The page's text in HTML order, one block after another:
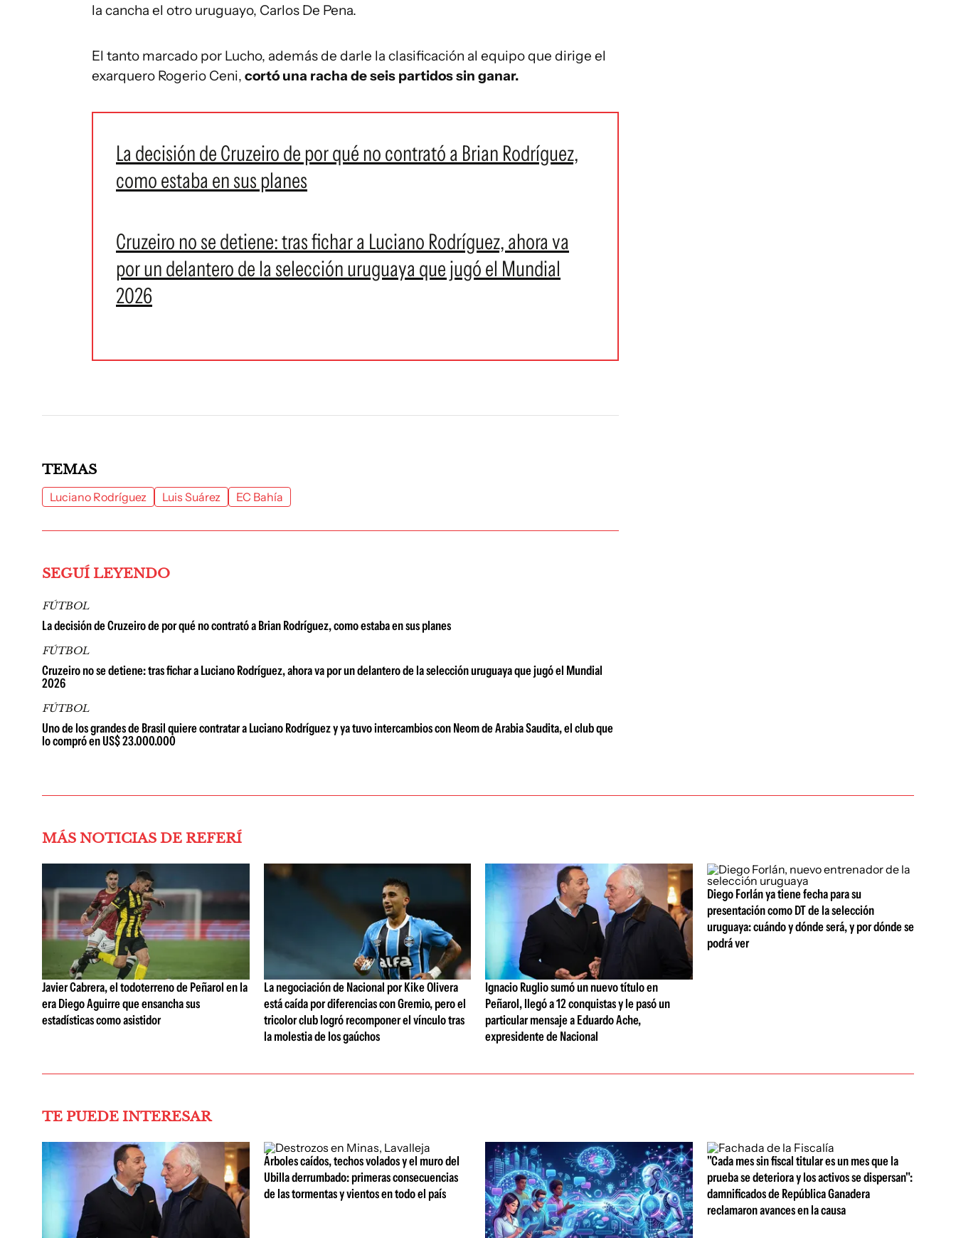
la cancha el otro uruguayo, Carlos De Pena.
El tanto marcado por Lucho, además de darle la clasificación al equipo que dirige el
exarquero Rogerio Ceni, cortó una racha de seis partidos sin ganar.
La decisión de Cruzeiro de por qué no contrató a Brian Rodríguez,
como estaba en sus planes
Cruzeiro no se detiene: tras fichar a Luciano Rodríguez, ahora va
por un delantero de la selección uruguaya que jugó el Mundial
2026
TEMAS
Luciano Rodríguez Luis Suárez EC Bahía
SEGUÍ LEYENDO
FÚTBOL
La decisión de Cruzeiro de por qué no contrató a Brian Rodríguez, como estaba en sus planes
FÚTBOL
Cruzeiro no se detiene: tras fichar a Luciano Rodríguez, ahora va por un delantero de la selección uruguaya que jugó el Mundial
2026
FÚTBOL
Uno de los grandes de Brasil quiere contratar a Luciano Rodríguez y ya tuvo intercambios con Neom de Arabia Saudita, el club que
lo compró en US$ 23.000.000
MÁS NOTICIAS DE REFERÍ
Javier Cabrera, el todoterreno de Peñarol en la
era Diego Aguirre que ensancha sus
estadísticas como asistidor
La negociación de Nacional por Kike Olivera
está caída por diferencias con Gremio, pero el
tricolor club logró recomponer el vínculo tras
la molestia de los gaúchos
Ignacio Ruglio sumó un nuevo título en
Peñarol, llegó a 12 conquistas y le pasó un
particular mensaje a Eduardo Ache,
expresidente de Nacional
Diego Forlán ya tiene fecha para su
presentación como DT de la selección
uruguaya: cuándo y dónde será, y por dónde se
podrá ver
TE PUEDE INTERESAR
Árboles caídos, techos volados y el muro del
Ubilla derrumbado: primeras consecuencias
de las tormentas y vientos en todo el país
"Cada mes sin fiscal titular es un mes que la
prueba se deteriora y los activos se dispersan":
damnificados de República Ganadera
reclamaron avances en la causa